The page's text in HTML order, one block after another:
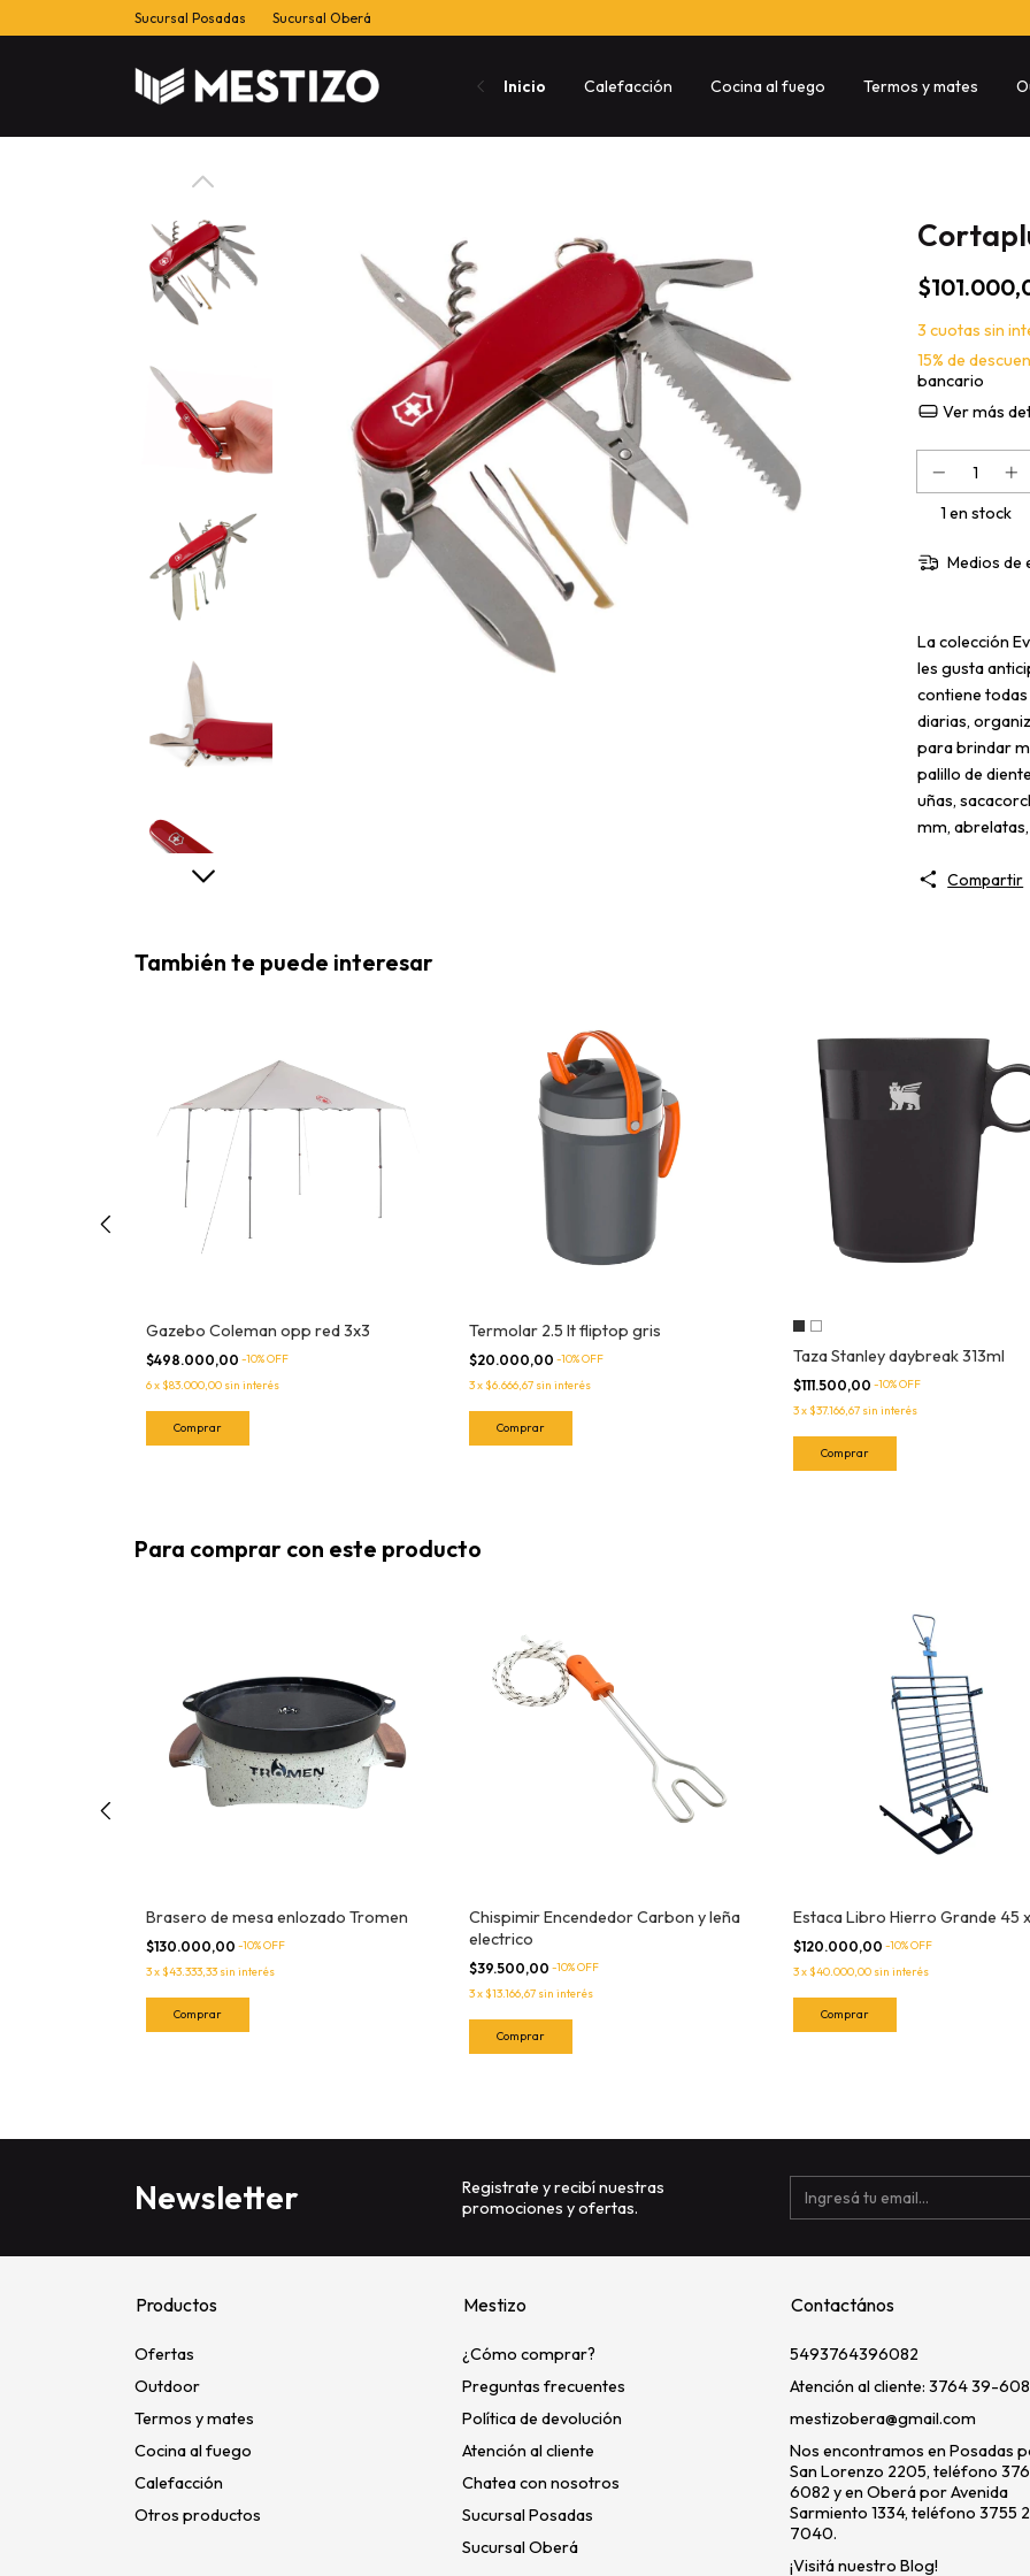
Sucursal Posadas Sucursal Oberá
Inicio Calefacción Cocina al fuego Termos y mates
3 cuotas sin
15% de
bancario
Ver más
1 en stock
Medios de
La colección
les gusta
contiene
diarias,
para brindar
palillo de
uñas,
mm,
Compartir
También te puede interesar
Gazebo Coleman opp red 3x3
$498.000,00 -10% OFF
6x$83.000,00 sin interés
Termolar 2.5 lt fliptop gris
$20.000,00-10% OFF
3x$6.666,67 sin interés
Taza Stanley daybreak 313ml
$111.500,00 -10% OFF
3x$37.166,67 sin interés
Comprar
Para comprar con este producto
Brasero de mesa enlozado Tromen
$130.000,00 -10% OFF
3x$43.333,33 sin interés
Chispimir Encendedor Carbon y leña
electrico
$39.500,00-10% OFF
3x$13.166,67 sin interés
Estaca Libro Hierro Grande 45 x
$120.000,00 -10% OFF
3x$40.000,00 sin interés
Newsletter
Registrate y recibí nuestras
promociones y ofertas.
Productos
Ofertas
Outdoor
Termos y mates
Cocina al fuego
Calefacción
Otros productos
Mestizo
¿Cómo comprar?
Preguntas frecuentes
Política de devolución
Atención al cliente
Chatea con nosotros
Sucursal Posadas
Sucursal Oberá
Contactános
5493764396082
Atención al cliente: 3764 39-
mestizobera@gmail.com
Nos encontramos en Posadas
San Lorenzo 2205, teléfono
6082 y en Oberá por Avenida
Sarmiento 1334, teléfono 3755
7040.
¡Visitá nuestro Blog!